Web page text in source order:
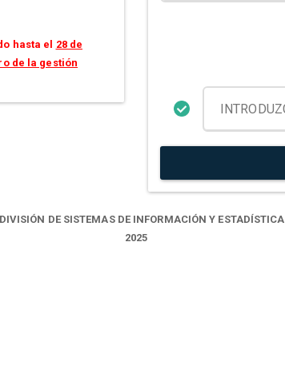
hasta el 28 de
de la gestión
DE SISTEMAS DE INFORMACIÓN Y ESTADÍSTICA
2025